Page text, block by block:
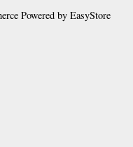
Powered by EasyStore